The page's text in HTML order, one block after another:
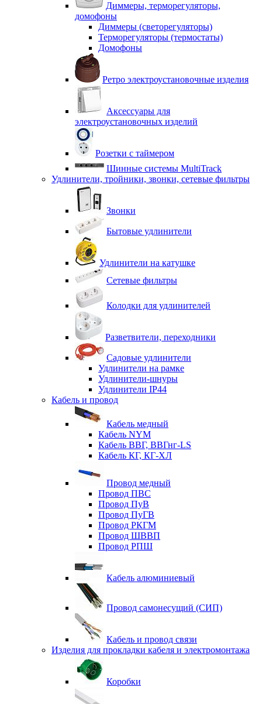
Диммеры, терморегуляторы,
домофоны
Диммеры (светорегуляторы)
Терморегуляторы (термостаты)
Домофоны
Ретро электроустановочные изделия
Аксессуары для
электроустановочных изделий
Розетки с таймером
Шинные системы MultiTrack
Удлинители, тройники, звонки, сетевые фильтры
Звонки
Бытовые удлинители
Удлинители на катушке
Сетевые фильтры
Колодки для удлинителей
Разветвители, переходники
Садовые удлинители
Удлинители на рамке
Удлинители-шнуры
Удлинители IP44
Кабель и провод
Кабель медный
Кабель NYM
Кабель ВВГ, ВВГнг-LS
Кабель КГ, КГ-ХЛ
Провод медный
Провод ПВС
Провод ПуВ
Провод ПуГВ
Провод РКГМ
Провод ШВВП
Провод РПШ
Кабель алюминиевый
Провод самонесущий (СИП)
Кабель и провод связи
Изделия для прокладки кабеля и электромонтажа
Коробки